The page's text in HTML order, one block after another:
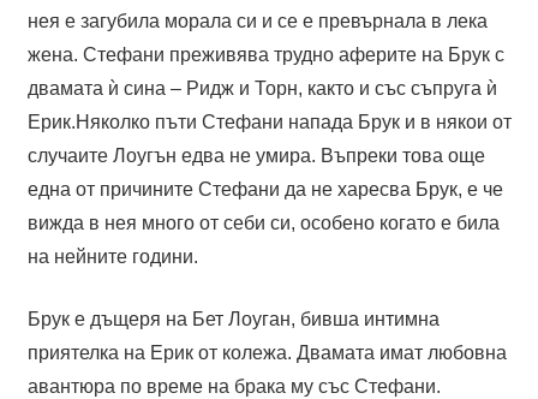
нея е загубила морала си и се е превърнала в лека
жена. Стефани преживява трудно аферите на Брук с
двамата ѝ сина – Ридж и Торн, както и със съпруга ѝ
Ерик.Няколко пъти Стефани напада Брук и в някои от
случаите Лоугън едва не умира. Въпреки това още
една от причините Стефани да не харесва Брук, е че
вижда в нея много от себи си, особено когато е била
на нейните години.
Брук е дъщеря на Бет Лоуган, бивша интимна
приятелка на Ерик от колежа. Двамата имат любовна
авантюра по време на брака му със Стефани.